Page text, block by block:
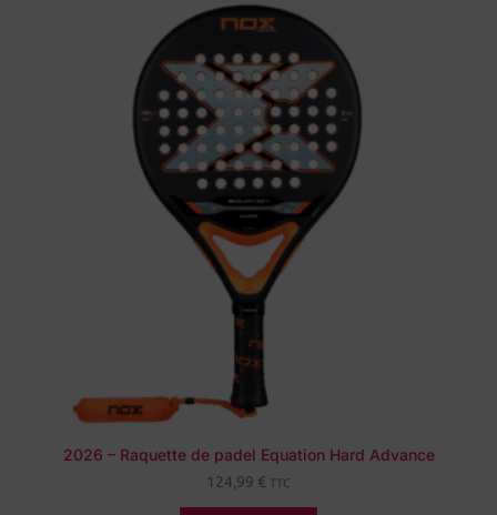
2026 – Raquette de padel Equation Hard Advance
124,99 € TTC